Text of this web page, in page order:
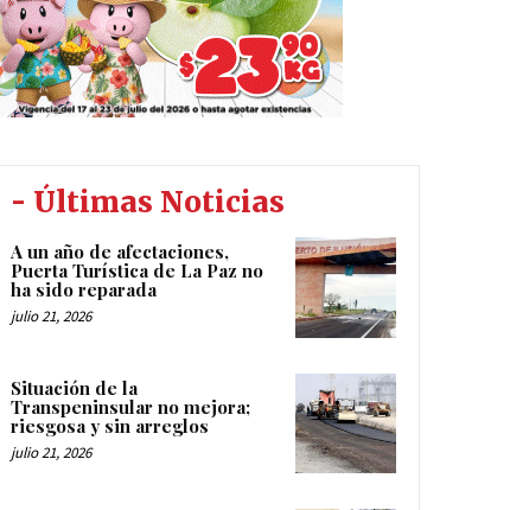
- Últimas Noticias
A un año de afectaciones,
Puerta Turística de La Paz no
ha sido reparada
julio 21, 2026
Situación de la
Transpeninsular no mejora;
riesgosa y sin arreglos
julio 21, 2026